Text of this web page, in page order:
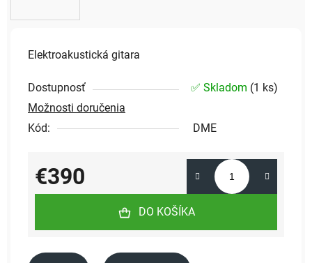
Elektroakustická gitara
Dostupnosť ✅ Skladom (1 ks)
Možnosti doručenia
Kód:
DME
€390
Jednotková cena:
DO KOŠÍKA